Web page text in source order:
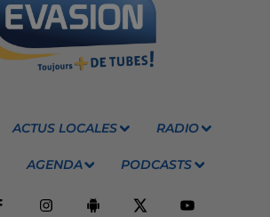
ACTUS LOCALES RADIO
AGENDA PODCASTS